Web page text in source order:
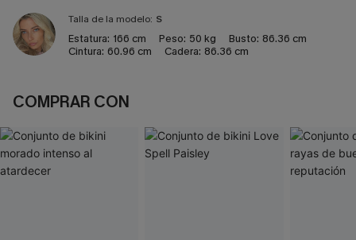
Talla de la modelo: S
Estatura: 166 cm Peso: 50 kg Busto: 86.36 cm
Cintura: 60.96 cm Cadera: 86.36 cm
COMPRAR CON